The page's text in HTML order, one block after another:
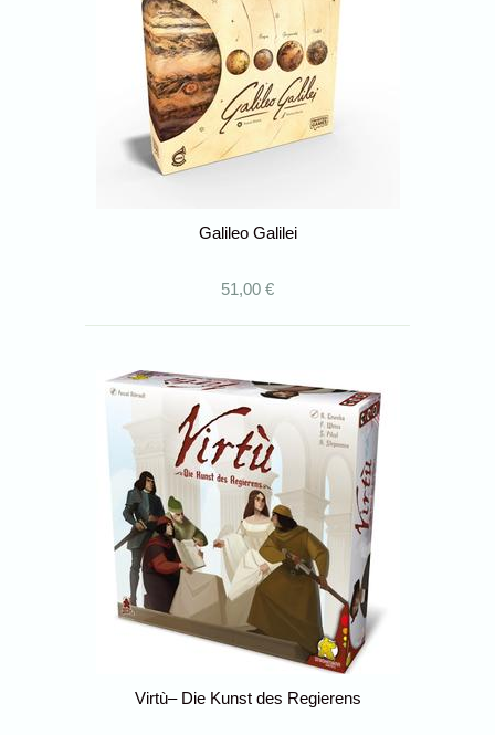
Galileo Galilei
51,00 €
Virtù– Die Kunst des Regierens